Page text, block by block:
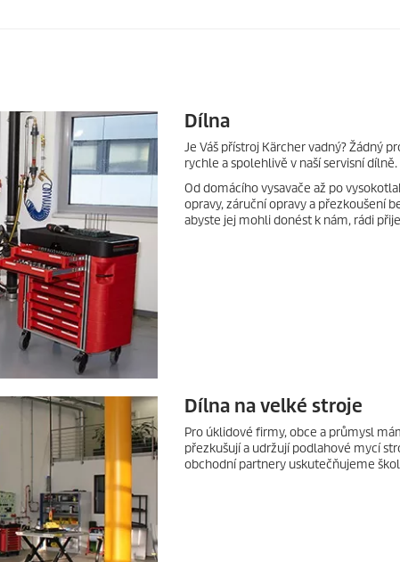
Dílna
Je Váš přístroj Kärcher vadný? Žádný
rychle a spolehlivě v naší servisní dílně.
Od domácího vysavače až po
opravy, záruční opravy a přezkoušení
abyste jej mohli donést k nám, rádi
Dílna na velké stroje
Pro úklidové firmy, obce a průmysl
přezkušují a udržují podlahové mycí
obchodní partnery uskutečňujeme